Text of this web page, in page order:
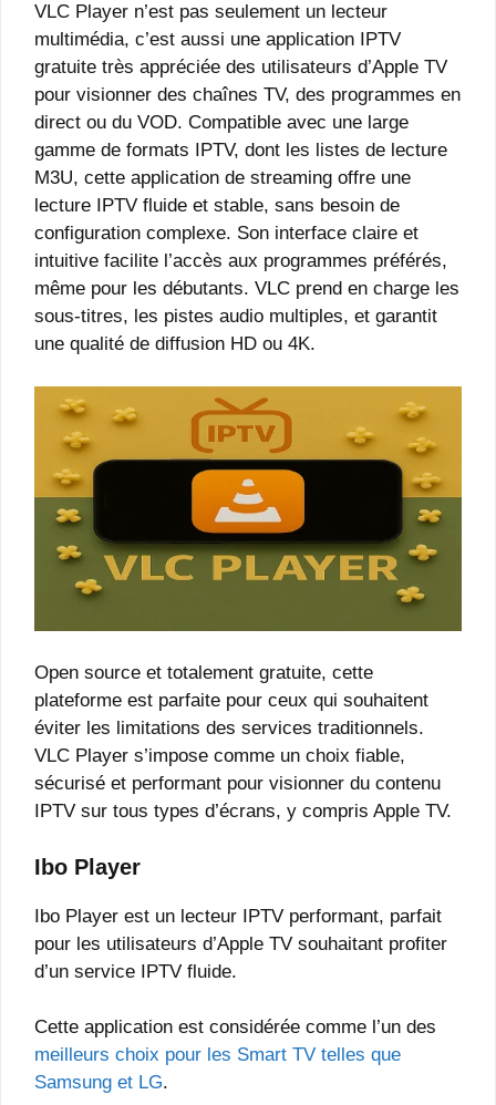
VLC Player n’est pas seulement un lecteur
multimédia, c’est aussi une application IPTV
gratuite très appréciée des utilisateurs d’Apple TV
pour visionner des chaînes TV, des programmes en
direct ou du VOD. Compatible avec une large
gamme de formats IPTV, dont les listes de lecture
M3U, cette application de streaming offre une
lecture IPTV fluide et stable, sans besoin de
configuration complexe. Son interface claire et
intuitive facilite l’accès aux programmes préférés,
même pour les débutants. VLC prend en charge les
sous-titres, les pistes audio multiples, et garantit
une qualité de diffusion HD ou 4K.
Open source et totalement gratuite, cette
plateforme est parfaite pour ceux qui souhaitent
éviter les limitations des services traditionnels.
VLC Player s’impose comme un choix fiable,
sécurisé et performant pour visionner du contenu
IPTV sur tous types d’écrans, y compris Apple TV.
Ibo Player
Ibo Player est un lecteur IPTV performant, parfait
pour les utilisateurs d’Apple TV souhaitant profiter
d’un service IPTV fluide.
Cette application est considérée comme l’un des
meilleurs choix pour les Smart TV telles que
Samsung et LG.